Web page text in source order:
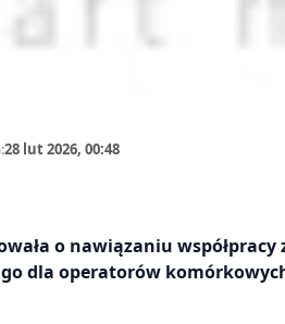
28 lut 2026, 00:48
o nawiązaniu
dla operatorów